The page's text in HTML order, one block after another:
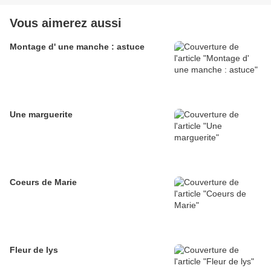
Vous aimerez aussi
Montage d' une manche : astuce
Une marguerite
Coeurs de Marie
Fleur de lys